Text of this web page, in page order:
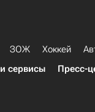
ЗОЖ Хоккей
сервисы Пресс-